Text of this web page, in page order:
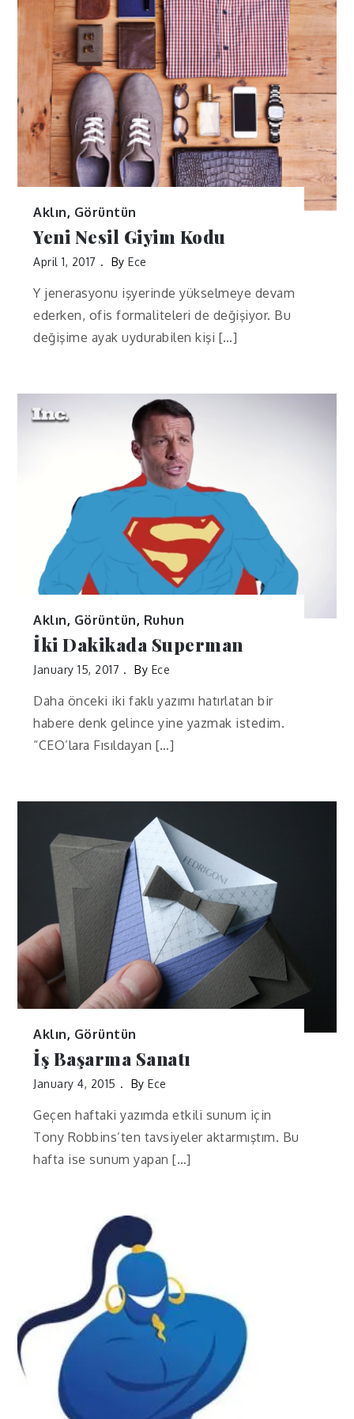
Aklın, Görüntün
Yeni Nesil Giyim Kodu
April 1, 2017 ByEce
Y jenerasyonu işyerinde yükselmeye devam
ederken, ofis formaliteleri de değişiyor. Bu
değişime ayak uydurabilen kişi […]
Aklın, Görüntün, Ruhun
İki Dakikada Superman
January 15, 2017 By Ece
Daha önceki iki faklı yazımı hatırlatan bir
habere denk gelince yine yazmak istedim.
“CEO’lara Fısıldayan […]
Aklın, Görüntün
İş Başarma Sanatı
January 4, 2015 ByEce
Geçen haftaki yazımda etkili sunum için
Tony Robbins’ten tavsiyeler aktarmıştım. Bu
hafta ise sunum yapan […]